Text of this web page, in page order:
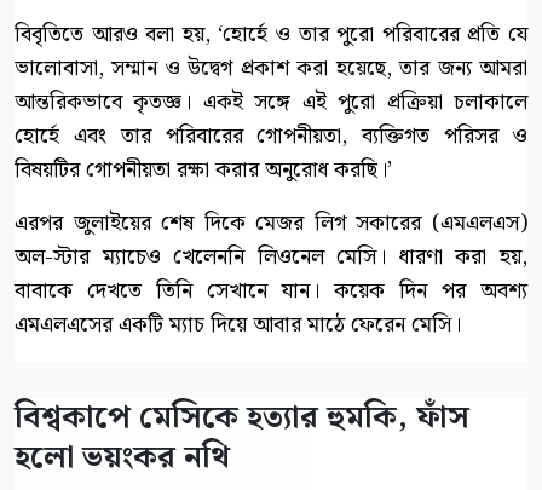
বিবৃতিতে আরও বলা হয়, ‘হোর্হে ও তার পুরো পরিবারের প্রতি যে
ভালোবাসা, সম্মান ও উদ্বেগ প্রকাশ করা হয়েছে, তার জন্য আমরা
আন্তরিকভাবে কৃতজ্ঞ। একই সঙ্গে এই পুরো প্রক্রিয়া চলাকালে
হোর্হে এবং তার পরিবারের গোপনীয়তা, ব্যক্তিগত পরিসর ও
বিষয়টির গোপনীয়তা রক্ষা করার অনুরোধ করছি।’
এরপর জুলাইয়ের শেষ দিকে মেজর লিগ সকারের (এমএলএস)
অল-স্টার ম্যাচেও খেলেননি লিওনেল মেসি। ধারণা করা হয়,
বাবাকে দেখতে তিনি সেখানে যান। কয়েক দিন পর অবশ্য
এমএলএসের একটি ম্যাচ দিয়ে আবার মাঠে ফেরেন মেসি।
বিশ্বকাপে মেসিকে হত্যার হুমকি, ফাঁস
হলো ভয়ংকর নথি